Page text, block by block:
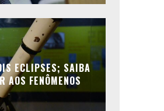
ECLIPSES; SAIBA
AOS FENÔMENOS